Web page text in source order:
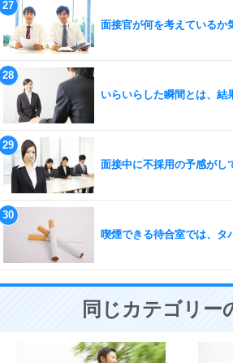
面接官が何を考えているか
いらいらした瞬間とは、結
面接中に不採用の予感がし
喫煙できる待合室では、タ
同じカテゴリー